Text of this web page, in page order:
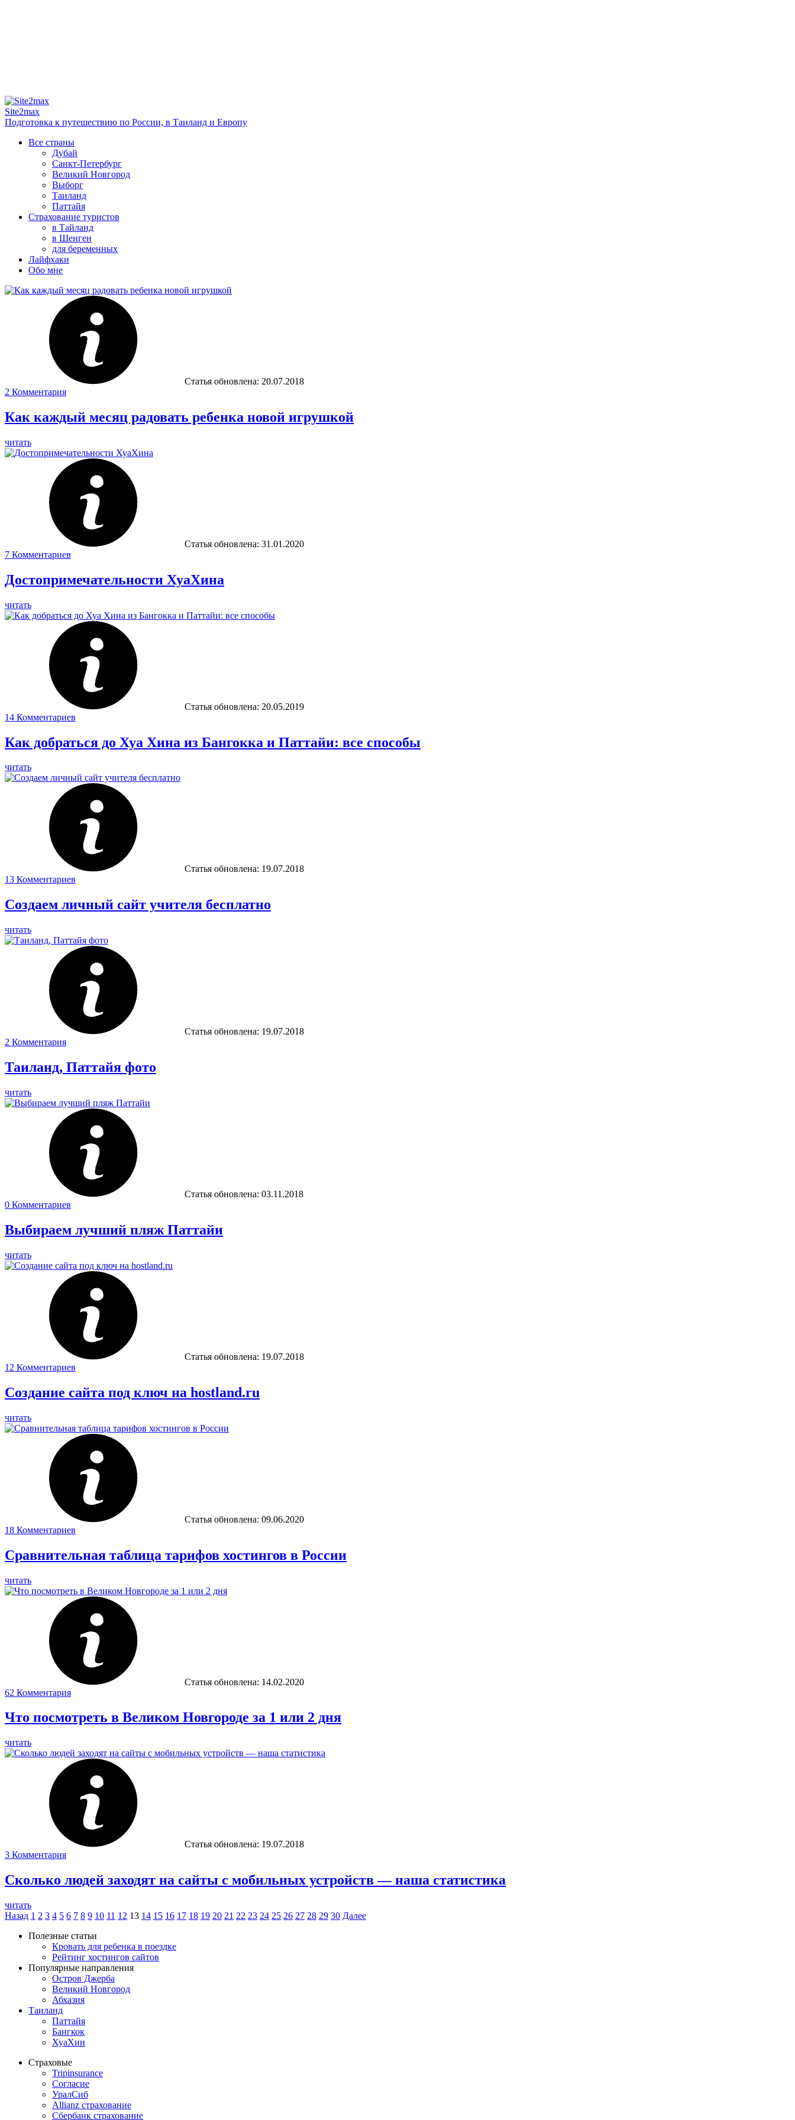
Site2max
Подготовка к путешествию по России, в Таиланд и Европу
Все страны
Дубай
Санкт-Петербург
Великий Новгород
Выборг
Таиланд
Паттайя
Страхование туристов
в Тайланд
в Шенген
для беременных
Лайфхаки
Обо мне
Статья обновлена: 20.07.2018
2 Комментария
Как каждый месяц радовать ребенка новой игрушкой
читать
Статья обновлена: 31.01.2020
7 Комментариев
Достопримечательности ХуаХина
читать
Статья обновлена: 20.05.2019
14 Комментариев
Как добраться до Хуа Хина из Бангокка и Паттайи: все способы
читать
Статья обновлена: 19.07.2018
13 Комментариев
Создаем личный сайт учителя бесплатно
читать
Статья обновлена: 19.07.2018
2 Комментария
Таиланд, Паттайя фото
читать
Статья обновлена: 03.11.2018
0 Комментариев
Выбираем лучший пляж Паттайи
читать
Статья обновлена: 19.07.2018
12 Комментариев
Создание сайта под ключ на hostland.ru
читать
Статья обновлена: 09.06.2020
18 Комментариев
Сравнительная таблица тарифов хостингов в России
читать
Статья обновлена: 14.02.2020
62 Комментария
Что посмотреть в Великом Новгороде за 1 или 2 дня
читать
Статья обновлена: 19.07.2018
3 Комментария
Сколько людей заходят на сайты с мобильных устройств — наша статистика
читать
Назад 1 2 3 4 5 6 7 8 9 10 11 12 13 14 15 16 17 18 19 20 21 22 23 24 25 26 27 28 29 30 Далее
Полезные статьи
Кровать для ребенка в поездке
Рейтинг хостингов сайтов
Популярные направления
Остров Джерба
Великий Новгород
Абхазия
Таиланд
Паттайя
Бангкок
ХуаХин
Страховые
Tripinsurance
Согласие
УралСиб
Allianz страхование
Сбербанк страхование